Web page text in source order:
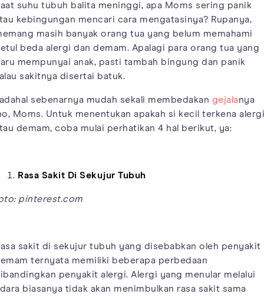
suhu tubuh balita meninggi, apa Moms sering panik
kebingungan mencari cara mengatasinya? Rupanya,
masih banyak orang tua yang belum memahami
beda alergi dan demam. Apalagi para orang tua yang
mempunyai anak, pasti tambah bingung dan panik
sakitnya disertai batuk.
sebenarnya mudah sekali membedakan gejalanya
Moms. Untuk menentukan apakah si kecil terkena
demam, coba mulai perhatikan 4 hal berikut, ya:
Rasa Sakit Di Sekujur Tubuh
pinterest.com
sakit di sekujur tubuh yang disebabkan oleh penyakit
ternyata memiliki beberapa perbedaan
penyakit alergi. Alergi yang menular melalui
biasanya tidak akan menimbulkan rasa sakit sama